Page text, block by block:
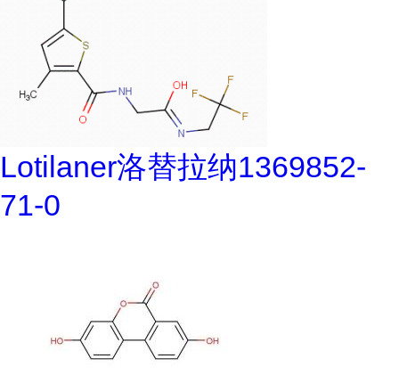
Lotilaner洛替拉纳1369852-
71-0